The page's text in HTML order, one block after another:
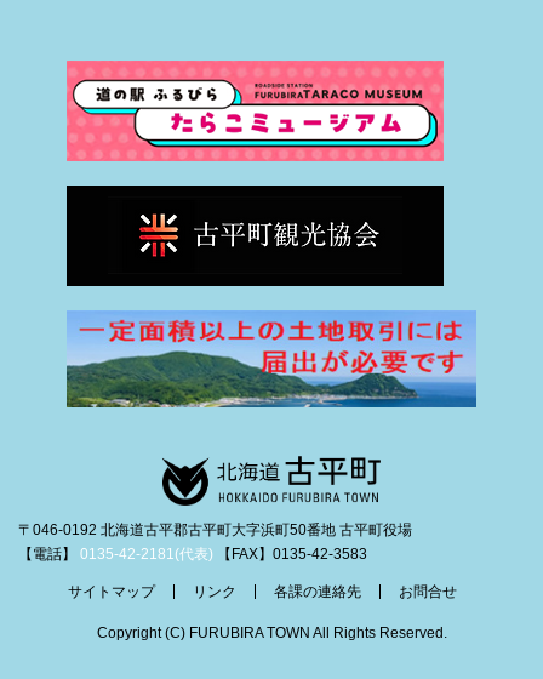
〒046-0192 北海道古平郡古平町大字浜町50番地 古平町役場
【電話】 0135-42-2181(代表) 【FAX】0135-42-3583
サイトマップ リンク 各課の連絡先 お問合せ
Copyright (C) FURUBIRA TOWN All Rights Reserved.